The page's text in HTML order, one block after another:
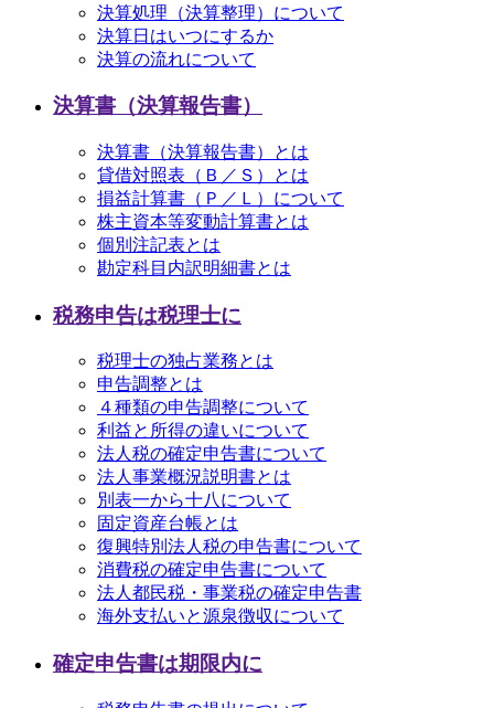
決算処理（決算整理）について
決算日はいつにするか
決算の流れについて
決算書（決算報告書）
決算書（決算報告書）とは
貸借対照表（Ｂ／Ｓ）とは
損益計算書（Ｐ／Ｌ）について
株主資本等変動計算書とは
個別注記表とは
勘定科目内訳明細書とは
税務申告は税理士に
税理士の独占業務とは
申告調整とは
４種類の申告調整について
利益と所得の違いについて
法人税の確定申告書について
法人事業概況説明書とは
別表一から十八について
固定資産台帳とは
復興特別法人税の申告書について
消費税の確定申告書について
法人都民税・事業税の確定申告書
海外支払いと源泉徴収について
確定申告書は期限内に